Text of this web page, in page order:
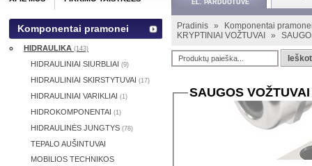
EL. PARDUOTUVĖ
Pradinis »
Komponentai
KRYPTINIAI VOŽTUVAI
»
SAUGOS
Komponentai pramonei
HIDRAULIKA (143)
HIDRAULINIAI SIURBLIAI (9)
HIDRAULINIAI SKIRSTYTUVAI (17)
HIDRAULINIAI VARIKLIAI (1)
HIDROKOMPONENTAI (1)
HIDRAULINĖS JUNGTYS (78)
TEPALO AUŠINTUVAI
MOBILIOS TECHNIKOS